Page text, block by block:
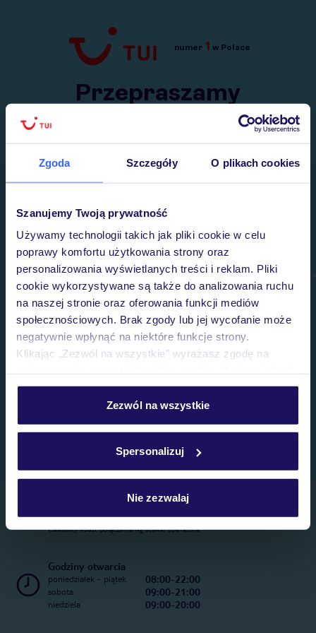
Zgoda Szczegóły O plikach cookies
Szanujemy Twoją prywatność
Używamy technologii takich jak pliki cookie w celu
poprawy komfortu użytkowania strony oraz
personalizowania wyświetlanych treści i reklam. Pliki
cookie wykorzystywane są także do analizowania ruchu
na naszej stronie oraz oferowania funkcji mediów
społecznościowych. Brak zgody lub jej wycofanie może
negatywnie wpłynąć na niektóre funkcje strony.
Klikając „Zezwól na wszystkie” wyrażasz zgodę na
personalizować swój wybór wchodząc w zakładkę
Szczegółowe informacje o plikach cookie znajdziesz
Zezwól na wszystkie
Spersonalizuj
Nie zezwalaj
Przejdź do TUI.pl
numer 1 w Polsce
Przepraszamy
Wysłaliśmy nasz serwis na krótkie wakacje.
Telefoniczne Centrum Rezerwacji
22 270 31 20
Całkowity koszt połączenia wg stawki operatora
Godziny otwarcia
poniedziałek - piątek 08:00-22:00
sobota 09:00-21:00
niedziela 09:00-20:00